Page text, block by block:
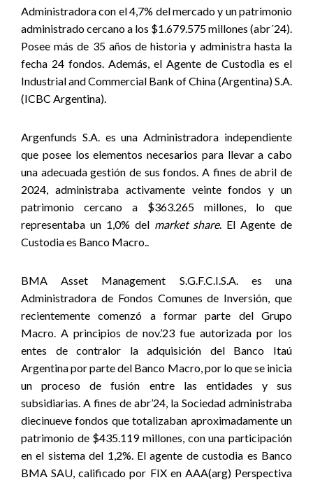
Administradora con el 4,7% del mercado y un patrimonio
administrado cercano a los $1.679.575 millones (abr´24).
Posee más de 35 años de historia y administra hasta la
fecha 24 fondos. Además, el Agente de Custodia es el
Industrial and Commercial Bank of China (Argentina) S.A.
(ICBC Argentina).
Argenfunds S.A. es una Administradora independiente
que posee los elementos necesarios para llevar a cabo
una adecuada gestión de sus fondos.A fines de abril de
2024, administraba activamente veinte fondos y un
patrimonio cercano a $363.265 millones, lo que
representaba un 1,0% del market share. El Agente de
Custodia es Banco Macro..
BMA Asset Management S.G.F.C.I.S.A. es una
Administradora de Fondos Comunes de Inversión, que
recientemente comenzó a formar parte del Grupo
Macro. A principios de nov.’23 fue autorizada por los
entes de contralor la adquisición del Banco Itaú
Argentina por parte del Banco Macro, por lo que se inicia
un proceso de fusión entre las entidades y sus
subsidiarias. A fines de abr’24, la Sociedad administraba
diecinueve fondos que totalizaban aproximadamente un
patrimonio de $435.119 millones, con una participación
en el sistema del 1,2%. El agente de custodia es Banco
BMA SAU, calificado por FIX en AAA(arg) Perspectiva